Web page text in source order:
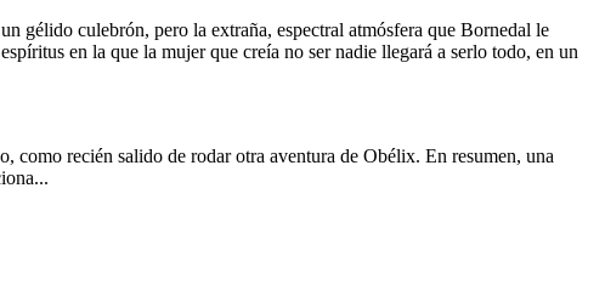
gélido culebrón, pero la extraña, espectral atmósfera que Bornedal le
en la que la mujer que creía no ser nadie llegará a serlo todo, en un
como recién salido de rodar otra aventura de Obélix. En resumen, una